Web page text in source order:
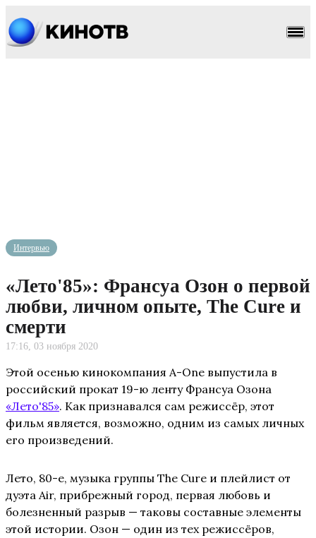
Интервью
«Лето'85»: Франсуа Озон о первой
любви, личном опыте, The Cure и
смерти
17:16, 03 ноября 2020
Этой осенью кинокомпания A-One выпустила в
российский прокат 19-ю ленту Франсуа Озона
«Лето'85». Как признавался сам режиссёр, этот
фильм является, возможно, одним из самых личных
его произведений.
Лето, 80-е, музыка группы The Cure и плейлист от
дуэта Air, прибрежный город, первая любовь и
болезненный разрыв — таковы составные элементы
этой истории. Озон — один из тех режиссёров,